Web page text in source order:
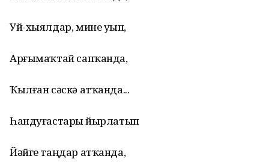
Уй-хыялдар, мине уҙып,
Арғымаҡтай сапҡанда,
Ҡылған сәскә атҡанда...
Һандуғастарҙы йырлатып
Йәйге таңдар атҡанда,